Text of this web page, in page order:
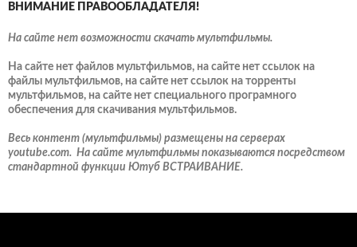
ВНИМАНИЕ ПРАВООБЛАДАТЕЛЯ!
На сайте нет возможности скачать мультфильмы.
На сайте нет файлов мультфильмов, на сайте нет ссылок на
файлы мультфильмов, на сайте нет ссылок на торренты
мультфильмов, на сайте нет специального програмного
обеспечения для скачивания мультфильмов.
Весь контент (мультфильмы) размещены на серверах
youtube.com. На сайте мультфильмы показываются посредством
стандартной функции Ютуб ВСТРАИВАНИЕ.